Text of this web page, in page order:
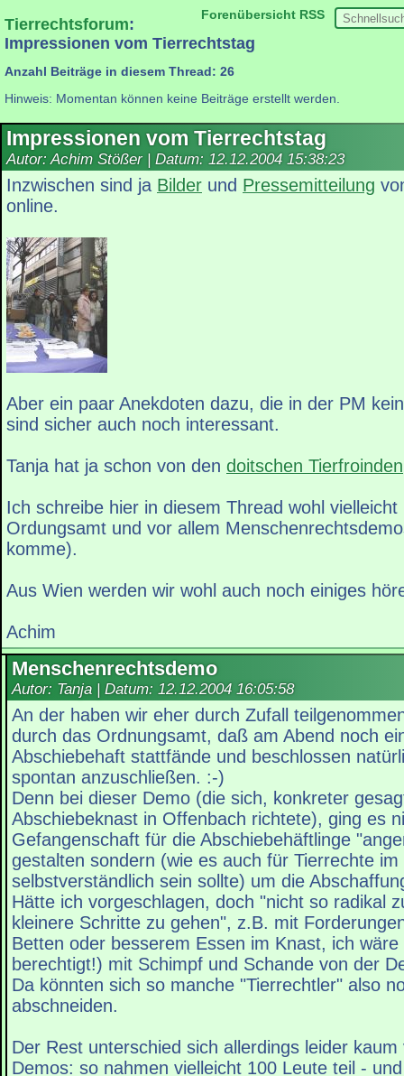
Forenübersicht RSS
Tierrechtsforum:
Impressionen vom Tierrechtstag
Anzahl Beiträge in diesem Thread: 26
Hinweis: Momentan können keine Beiträge erstellt werden.
Impressionen vom Tierrechtstag
Autor: Achim Stößer | Datum: 12.12.2004 15:38:23
Inzwischen sind ja Bilder und Pressemitteilung
online.
Aber ein paar Anekdoten dazu, die in der PM
sind sicher auch noch interessant.
Tanja hat ja schon von den doitschen Tierfroinden
Ich schreibe hier in diesem Thread wohl
Ordungsamt und vor allem
komme).
Aus Wien werden wir wohl auch noch einiges
Achim
Menschenrechtsdemo
Autor: Tanja | Datum: 12.12.2004 16:05:58
An der haben wir eher durch Zufall
durch das Ordnungsamt, daß am Abend noch
Abschiebehaft stattfände und beschlossen
spontan anzuschließen. :-)
Denn bei dieser Demo (die sich, konkreter
Abschiebeknast in Offenbach richtete), ging es
Gefangenschaft für die Abschiebehäftlinge
gestalten sondern (wie es auch für Tierrechte
selbstverständlich sein sollte) um die
Hätte ich vorgeschlagen, doch "nicht so radikal
kleinere Schritte zu gehen", z.B. mit
Betten oder besserem Essen im Knast, ich
berechtigt!) mit Schimpf und Schande von der
Da könnten sich so manche "Tierrechtler" also
abschneiden.
Der Rest unterschied sich allerdings leider kaum
Demos: so nahmen vielleicht 100 Leute teil -